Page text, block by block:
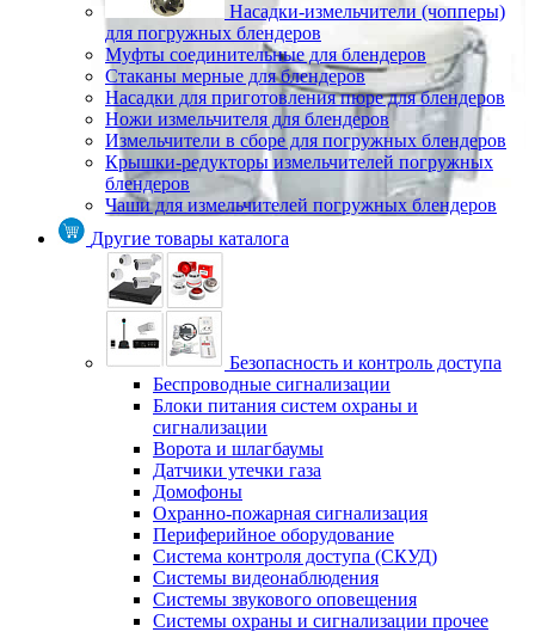
Насадки-измельчители (чопперы)
для погружных блендеров
Муфты соединительные для блендеров
Стаканы мерные для блендеров
Насадки для приготовления пюре для блендеров
Ножи измельчителя для блендеров
Измельчители в сборе для погружных блендеров
Крышки-редукторы измельчителей погружных
блендеров
Чаши для измельчителей погружных блендеров
Другие товары каталога
Безопасность и контроль доступа
Беспроводные сигнализации
Блоки питания систем охраны и
сигнализации
Ворота и шлагбаумы
Датчики утечки газа
Домофоны
Охранно-пожарная сигнализация
Периферийное оборудование
Система контроля доступа (СКУД)
Системы видеонаблюдения
Системы звукового оповещения
Системы охраны и сигнализации прочее